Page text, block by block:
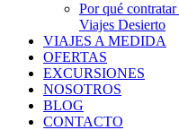
Por qué
Viajes Desierto
VIAJES A MEDIDA
OFERTAS
EXCURSIONES
NOSOTROS
BLOG
CONTACTO